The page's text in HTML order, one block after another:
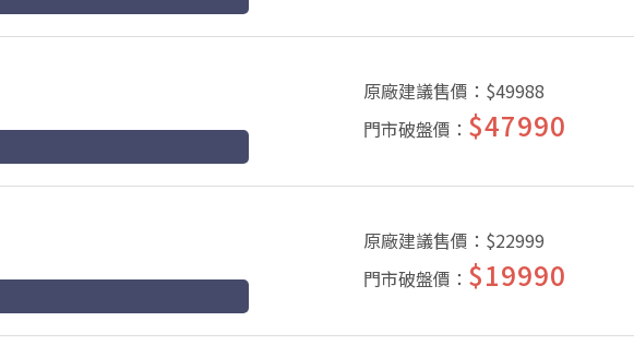
原廠建議售價： $49988
門市破盤價： $47990
原廠建議售價： $22999
門市破盤價： $19990